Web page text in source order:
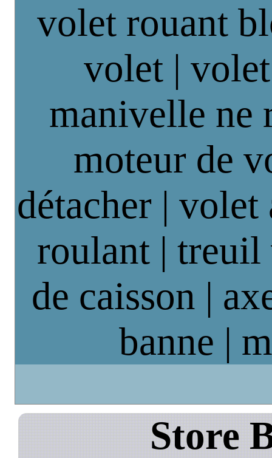
volet rouant
volet |
manivelle ne
moteur de
détacher | volet
roulant |
de caisson |
banne |
Store